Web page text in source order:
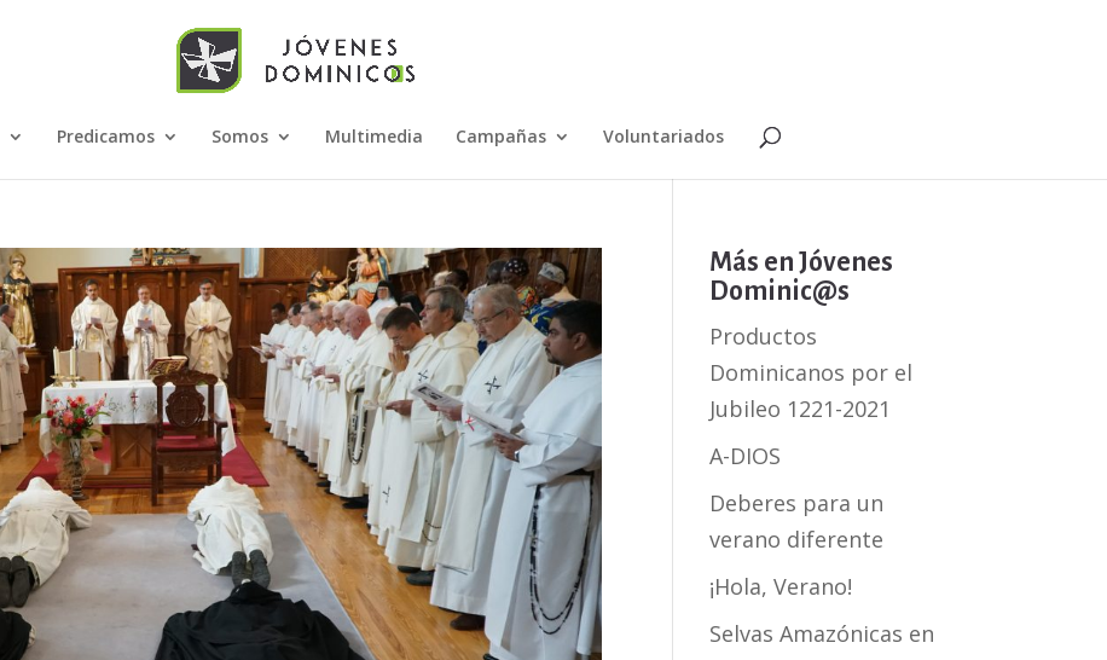
Predicamos Somos Multimedia Campañas Voluntariados
Más en Jóvenes
Dominic@s
Productos
Dominicanos por el
Jubileo 1221-2021
A-DIOS
Deberes para un
verano diferente
¡Hola, Verano!
Selvas Amazónicas en